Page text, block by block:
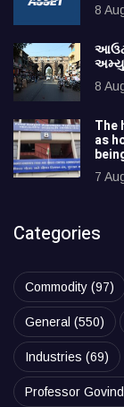
8
8
The
as
7
Categories
Commodity (97)
General (550)
Industries (69)
Professor